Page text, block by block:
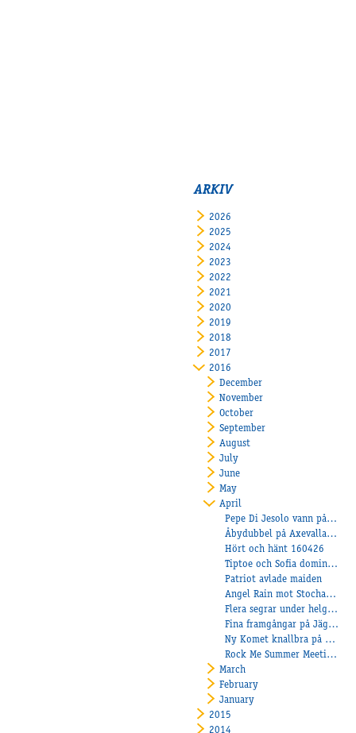
ARKIV
2026
2025
2024
2023
2022
2021
2020
2019
2018
2017
2016
December
November
October
September
August
July
June
May
April
Pepe Di Jesolo vann på Solvalla!
Åbydubbel på Axevalla där Amanda skrällde!
Hört och hänt 160426
Tiptoe och Sofia dominerar!
Patriot avlade maiden
Angel Rain mot Stochampionatet!
Flera segrar under helgen!
Fina framgångar på Jägersro!
Ny Komet knallbra på Klosterskogen!
Rock Me Summer Meeting Monté
March
February
January
2015
2014